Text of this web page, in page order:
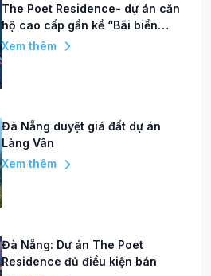
The Poet Residence- dự án căn
hộ cao cấp gần kề “Bãi biển
quyến rũ nhất hành tinh”
Xem thêm
Đà Nẵng duyệt giá đất dự án
Làng Vân
Xem thêm
Đà Nẵng: Dự án The Poet
Residence đủ điều kiện bán